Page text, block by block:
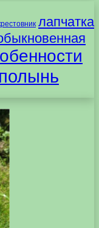
лапчатка
полынь